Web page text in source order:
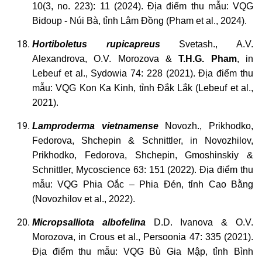
10(3, no. 223): 11 (2024). Địa điểm thu mẫu: VQG
Bidoup - Núi Bà, tỉnh Lâm Đồng (Pham et al., 2024).
Hortiboletus rupicapreusSvetash., A.V.
Alexandrova, O.V. Morozova &T.H.G. Pham, in
Lebeuf et al., Sydowia 74: 228 (2021). Địa điểm thu
mẫu: VQG Kon Ka Kinh, tỉnh Đắk Lắk (Lebeuf et al.,
2021).
Lamproderma vietnamenseNovozh., Prikhodko,
Fedorova, Shchepin & Schnittler, in Novozhilov,
Prikhodko, Fedorova, Shchepin, Gmoshinskiy &
Schnittler, Mycoscience 63: 151 (2022). Địa điểm thu
mẫu: VQG Phia Oắc – Phia Đén, tỉnh Cao Bằng
(Novozhilov et al., 2022).
Micropsalliota albofelinaD.D. Ivanova & O.V.
Morozova, in Crous et al., Persoonia 47: 335 (2021).
Địa điểm thu mẫu: VQG Bù Gia Mập, tỉnh Bình